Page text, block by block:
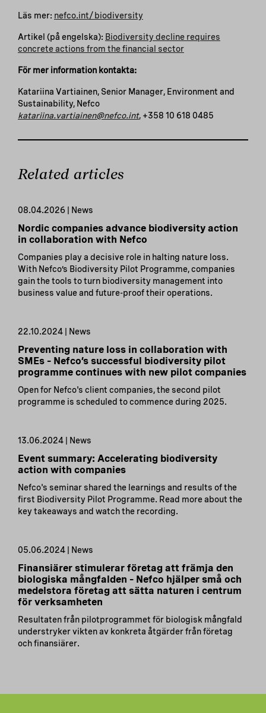
Läs mer: nefco.int/biodiversity
Artikel (på engelska): Biodiversity decline requires
concrete actions from the financial sector
För mer information kontakta:
Katariina Vartiainen, Senior Manager, Environment and
Sustainability, Nefco
katariina.vartiainen@nefco.int, +358 10 618 0485
Related articles
08.04.2026 | News
Nordic companies advance biodiversity action
in collaboration with Nefco
Companies play a decisive role in halting nature loss.
With Nefco’s Biodiversity Pilot Programme, companies
gain the tools to turn biodiversity management into
business value and future-proof their operations.
22.10.2024 | News
Preventing nature loss in collaboration with
SMEs – Nefco’s successful biodiversity pilot
programme continues with new pilot companies
Open for Nefco's client companies, the second pilot
programme is scheduled to commence during 2025.
13.06.2024 | News
Event summary: Accelerating biodiversity
action with companies
Nefco's seminar shared the learnings and results of the
first Biodiversity Pilot Programme. Read more about the
key takeaways and watch the recording.
05.06.2024 | News
Finansiärer stimulerar företag att främja den
biologiska mångfalden – Nefco hjälper små och
medelstora företag att sätta naturen i centrum
för verksamheten
Resultaten från pilotprogrammet för biologisk mångfald
understryker vikten av konkreta åtgärder från företag
och finansiärer.